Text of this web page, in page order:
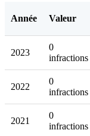
Année Valeur
2023
0
infractions
2022
0
infractions
2021
0
infractions